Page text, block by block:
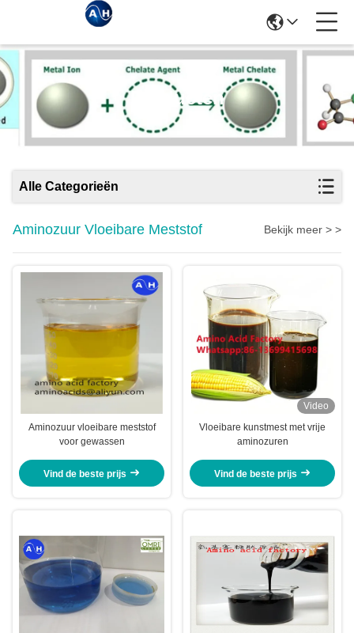
Producten
Alle Categorieën
Aminozuur Vloeibare Meststof Bekijk meer > >
Aminozuur vloeibare meststof
voor gewassen
Vind de beste prijs
Video
Vloeibare kunstmest met vrije
aminozuren
Vind de beste prijs